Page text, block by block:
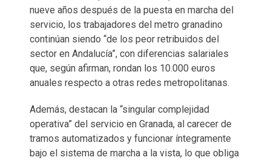
nueve años después de la puesta en marcha del
servicio, los trabajadores del metro granadino
continúan siendo “de los peor retribuidos del
sector en Andalucía”, con diferencias salariales
que, según afirman, rondan los 10.000 euros
anuales respecto a otras redes metropolitanas.
Además, destacan la “singular complejidad
operativa” del servicio en Granada, al carecer de
tramos automatizados y funcionar íntegramente
bajo el sistema de marcha a la vista, lo que obliga